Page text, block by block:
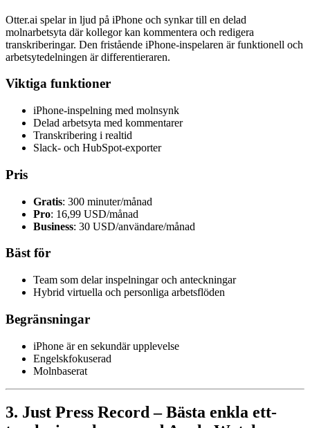
Otter.ai spelar in ljud på iPhone och synkar till en delad
molnarbetsyta där kollegor kan kommentera och redigera
transkriberingar. Den fristående iPhone-inspelaren är funktionell och
arbetsytedelningen är differentieraren.
Viktiga funktioner
iPhone-inspelning med molnsynk
Delad arbetsyta med kommentarer
Transkribering i realtid
Slack- och HubSpot-exporter
Pris
Gratis: 300 minuter/månad
Pro: 16,99 USD/månad
Business: 30 USD/användare/månad
Bäst för
Team som delar inspelningar och anteckningar
Hybrid virtuella och personliga arbetsflöden
Begränsningar
iPhone är en sekundär upplevelse
Engelskfokuserad
Molnbaserat
3. Just Press Record – Bästa enkla ett-